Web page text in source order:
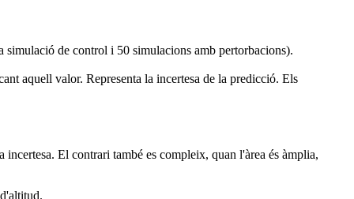
de control i 50 simulacions amb pertorbacions).
aquell valor. Representa la incertesa de la predicció. Els
El contrari també es compleix, quan l'àrea és àmplia,